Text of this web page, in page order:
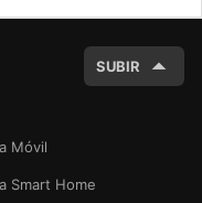
SUBIR
Móvil
Smart Home